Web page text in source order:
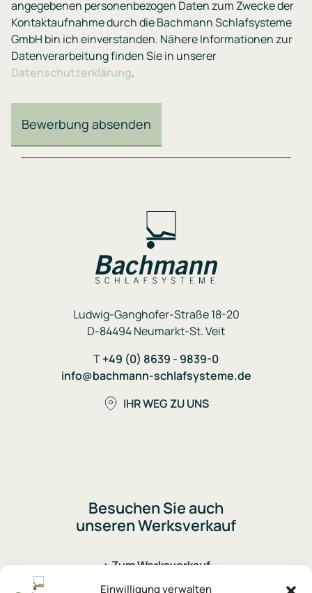
Einwilligung verwalten
angegebenen personenbezogen Daten zum Zwecke der
Kontaktaufnahme durch die Bachmann Schlafsysteme
GmbH bin ich einverstanden. Nähere Informationen zur
Datenverarbeitung finden Sie in unserer
Datenschutzerklärung.
Ludwig-Ganghofer-Straße 18-20
D-84494 Neumarkt-St. Veit
T+49 (0) 8639 - 9839-0
info@bachmann-schlafsysteme.de
IHR WEG ZU UNS
Besuchen Sie auch
unseren Werksverkauf
> Zum Werksverkauf